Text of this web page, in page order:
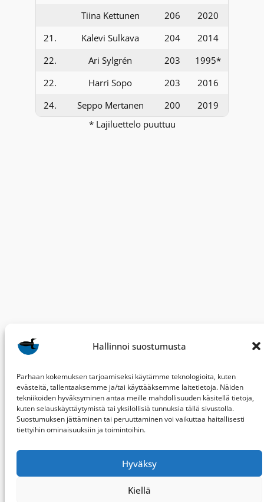
Hallinnoi suostumusta
Parhaan kokemuksen tarjoamiseksi käytämme teknologioita, kuten
evästeitä, tallentaaksemme ja/tai käyttääksemme laitetietoja. Näiden
tekniikoiden hyväksyminen antaa meille mahdollisuuden käsitellä tietoja,
kuten selauskäyttäytymistä tai yksilöllisiä tunnuksia tällä sivustolla.
Suostumuksen jättäminen tai peruuttaminen voi vaikuttaa haitallisesti
tiettyihin ominaisuuksiin ja toimintoihin.
Hyväksy
Kiellä
Tiina Kettunen
206
2020
21.
Kalevi Sulkava 204
2014
22.
Ari Sylgrén 203
1995*
22.
Harri Sopo 203
2016
24.
Seppo Mertanen 200
2019
* Lajiluettelo puuttuu
PL 287